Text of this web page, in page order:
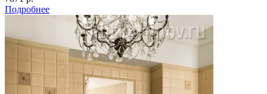
Подробнее